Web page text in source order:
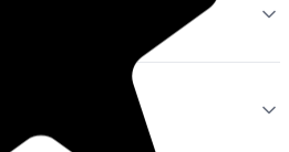
的吗？
什么区别？